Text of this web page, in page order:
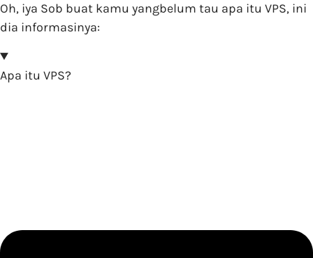
Oh, iya Sob buat kamu yangbelum tau apa itu VPS, ini
dia informasinya:
Apa itu VPS?